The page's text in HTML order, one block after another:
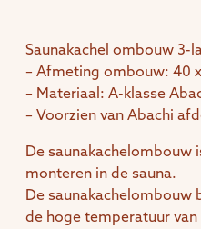
Saunakachel ombouw 3-
– Afmeting ombouw: 40
– Materiaal: A-klasse
– Voorzien van Abachi
De saunakachelombouw
monteren in de sauna.
De saunakachelombouw
de hoge temperatuur van